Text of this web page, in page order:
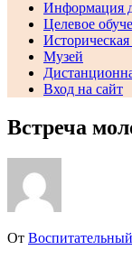
Информация
Целевое
Историческая
Музей
Вход на сайт
Встреча
От